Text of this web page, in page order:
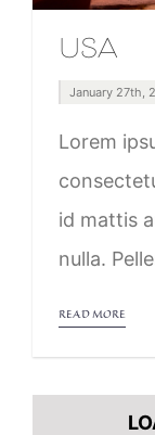
USA
January 27th,
Lorem
id mattis
nulla.
READ MORE